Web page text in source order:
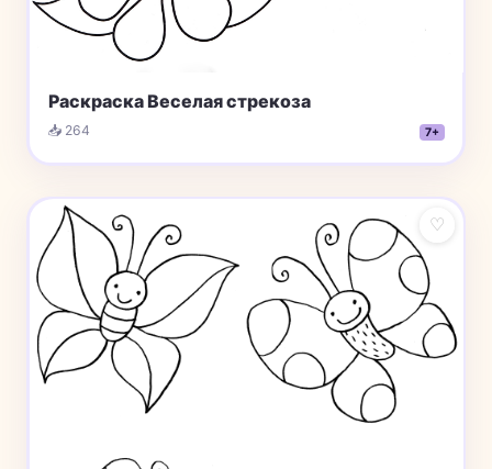
Раскраска Веселая стрекоза
📥 264 7+
♡